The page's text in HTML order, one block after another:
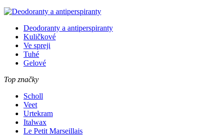
Deodoranty a antiperspiranty
Kuličkové
Ve spreji
Tuhé
Gelové
Top značky
Scholl
Veet
Urtekram
Italwax
Le Petit Marseillais